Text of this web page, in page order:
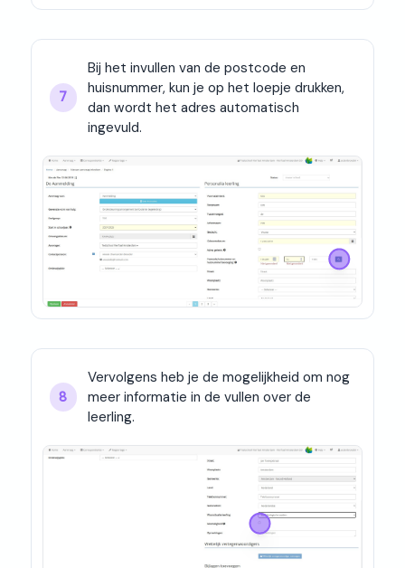
7
Bij het invullen van de postcode en
huisnummer, kun je op het loepje drukken,
dan wordt het adres automatisch
ingevuld.
8
Vervolgens heb je de mogelijkheid om nog
meer informatie in de vullen over de
leerling.